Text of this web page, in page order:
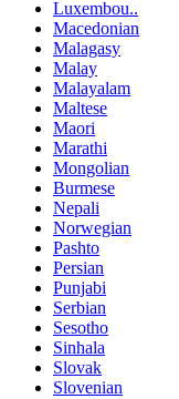
Luxembou..
Macedonian
Malagasy
Malay
Malayalam
Maltese
Maori
Marathi
Mongolian
Burmese
Nepali
Norwegian
Pashto
Persian
Punjabi
Serbian
Sesotho
Sinhala
Slovak
Slovenian